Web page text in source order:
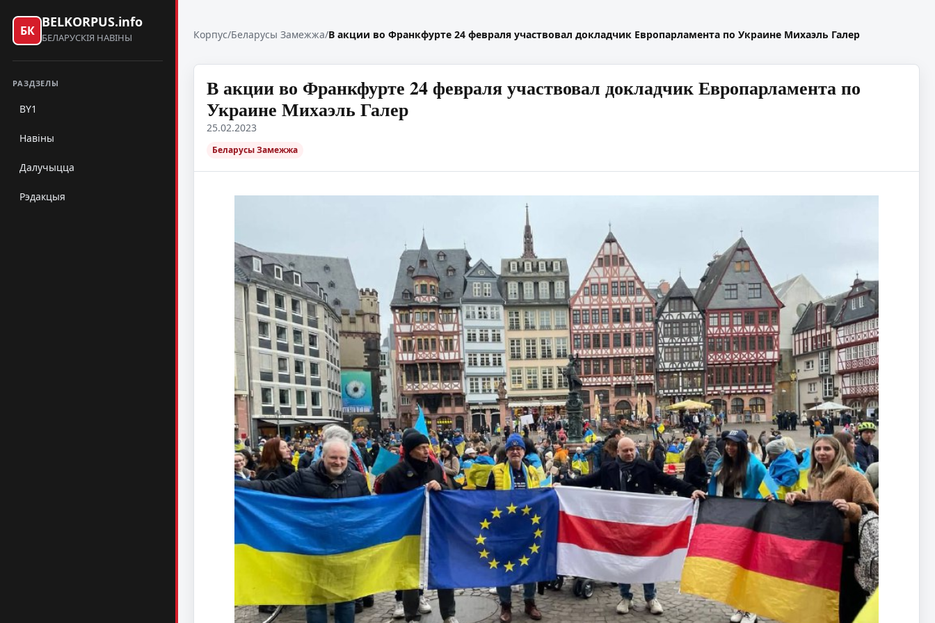
БК
BELKORPUS.info
БЕЛАРУСКІЯ НАВІНЫ
РАЗДЗЕЛЫ
BY1
Навіны
Далучыцца
Рэдакцыя
Корпус/Беларусы Замежжа/В акции во Франкфурте 24 февраля участвовал докладчик Европарламента по Украине Михаэль Галер
В акции во Франкфурте 24 февраля участвовал докладчик Европарламента по
Украине Михаэль Галер
25.02.2023
Беларусы Замежжа